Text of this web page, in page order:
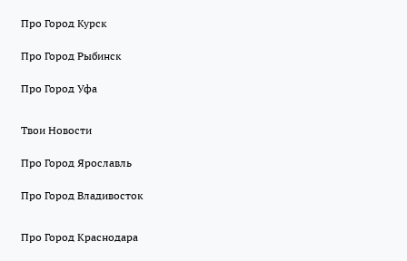
Про Город Курск
Про Город Рыбинск
Про Город Уфа
Твои Новости
Про Город Ярославль
Про Город Владивосток
Про Город Краснодара